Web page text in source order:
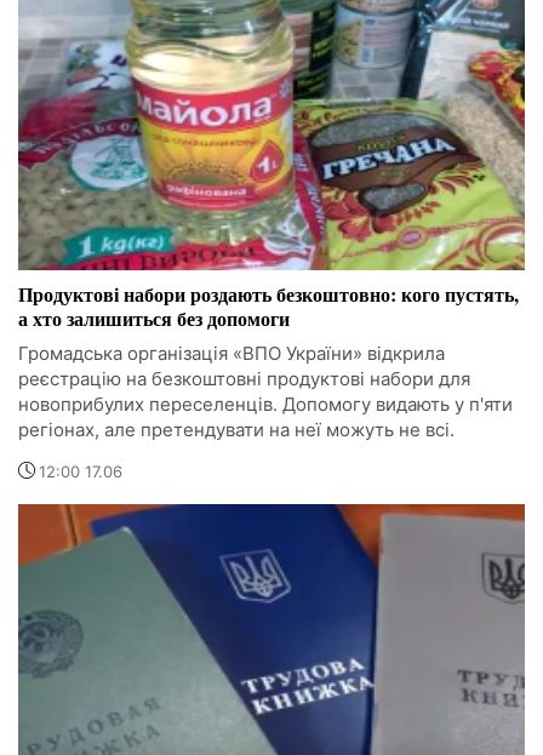
Продуктові набори роздають безкоштовно: кого пустять,
а хто залишиться без допомоги
Громадська організація «ВПО України» відкрила
реєстрацію на безкоштовні продуктові набори для
новоприбулих переселенців. Допомогу видають у п'яти
регіонах, але претендувати на неї можуть не всі.
12:00 17.06